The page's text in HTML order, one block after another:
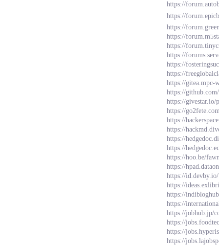
https://
https://
https://
https://
https://
https://
https://
https://
https://gitea.mpc-
https://
https://givestar.io/
https://
https://
https://
https://
https://
https://hoo.be/
https://
https://
https://
https://
https://
https://jobhub.jp/
https://
https://
https://